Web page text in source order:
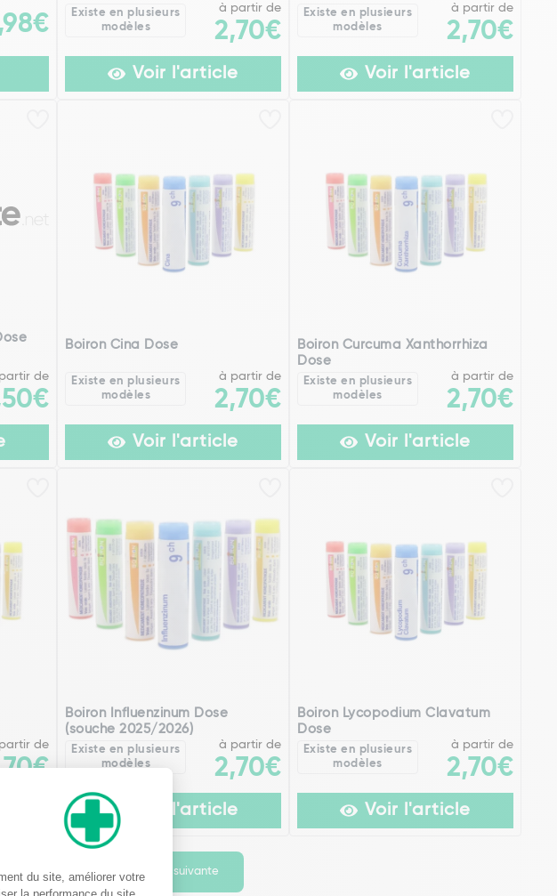
Existe en plusieurs
modèles
à partir de
2,70€
Voir l'article
Existe en plusieurs
modèles
à partir de
2,70€
Voir l'article
de
Boiron Cina Dose
Existe en plusieurs
modèles
à partir de
2,70€
Voir l'article
Boiron Curcuma Xanthorrhiza
Dose
Existe en plusieurs
modèles
à partir de
2,70€
Voir l'article
de
Boiron Influenzinum Dose
(souche 2025/2026)
Existe en plusieurs
modèles
à partir de
2,70€
Voir l'article
Boiron Lycopodium Clavatum
Dose
Existe en plusieurs
modèles
à partir de
2,70€
Voir l'article
6 7 Page suivante